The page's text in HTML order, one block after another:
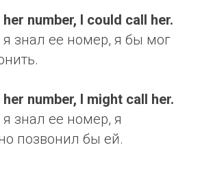
number, I could call her.
знал ее номер, я бы мог
number, I might call her.
знал ее номер, я
позвонил бы ей.